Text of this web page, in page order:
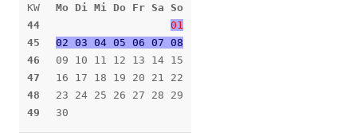
KW
44
45
46
47
48
49
Mo Di Mi Do Fr Sa So
01
02 03 04 05 06 07 08
09 10 11 12 13 14 15
16 17 18 19 20 21 22
23 24 25 26 27 28 29
30